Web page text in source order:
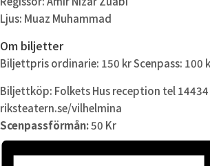
Ljus: Muaz Muhammad
Om biljetter
Biljettpris ordinarie: 150 kr Scenpass: 100
Biljettköp: Folkets Hus reception tel
riksteatern.se/vilhelmina
Scenpassförmån:50 Kr